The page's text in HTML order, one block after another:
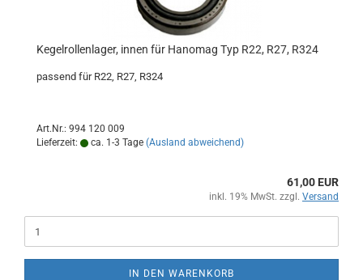
Kegelrollenlager, innen für Hanomag Typ R22, R27, R324
passend für R22, R27, R324
Art.Nr.: 994 120 009
Lieferzeit:
ca. 1-3 Tage (Ausland abweichend)
61,00 EUR
inkl. 19% MwSt. zzgl. Versand
IN DEN WARENKORB